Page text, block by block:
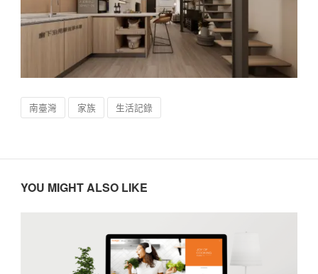
南臺灣 家族 生活記錄
YOU MIGHT ALSO LIKE